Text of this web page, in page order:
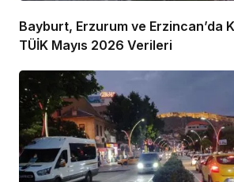
Bayburt, Erzurum ve Erzincan’da
TÜİK Mayıs 2026 Verileri